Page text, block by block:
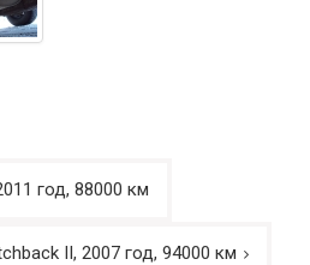
год, 88000 км
II, 2007 год, 94000 км